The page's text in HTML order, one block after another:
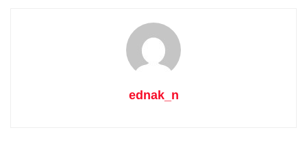
ednak_n